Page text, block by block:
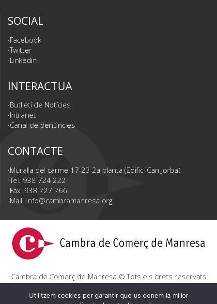
SOCIAL
Facebook
Twitter
Linkedin
INTERACTUA
Butlletí de Notícies
Intranet
Canal de denúncies
CONTACTE
Muralla del carme 17-23 2a planta (Edifici Can Jorba)
Tel. 938 724 222
Fax. 938 727 766
Mail. info@cambramanresa.org
Cambra de Comerç de Manresa © Tots els drets reservats
Avís Legal Política de privacitat Política de cookies
Utilitzem cookies per garantir que us donem la millor